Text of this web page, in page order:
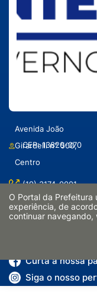
Avenida João
Girardelli n° 500,
Centro
CEP: 13820-070
(19) 3174-0001
Ouvidoria –
Responsável: Rita
Curta a nossa
Siga o nosso
O Portal da Prefeitura
experiência, de
continuar navegando,